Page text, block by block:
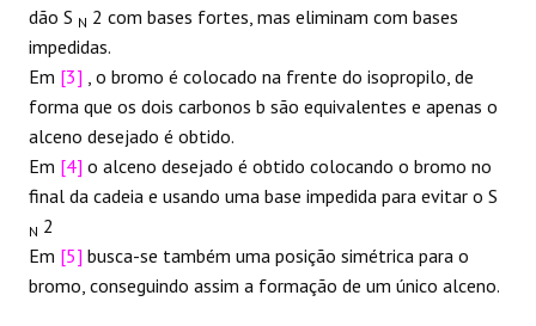
dão S N 2 com bases fortes, mas eliminam com bases
impedidas.
Em [3] , o bromo é colocado na frente do isopropilo, de
forma que os dois carbonos b são equivalentes e apenas o
alceno desejado é obtido.
Em [4] o alceno desejado é obtido colocando o bromo no
final da cadeia e usando uma base impedida para evitar o S
N 2
Em [5] busca-se também uma posição simétrica para o
bromo, conseguindo assim a formação de um único alceno.